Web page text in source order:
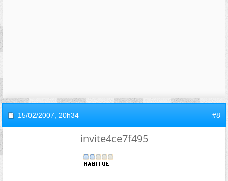
15/02/2007, 20h34 #8
invite4ce7f495